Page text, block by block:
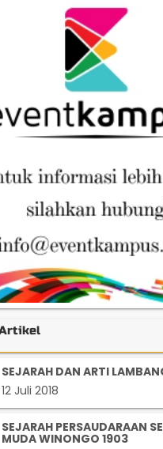
SEJARAH DAN ARTI
12 Juli 2018
SEJARAH PERSAUDARAAN
MUDA WINONGO 1903